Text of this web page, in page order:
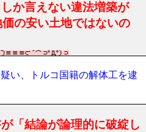
か言えない違法増築が
の安い土地ではないの
い、トルコ国籍の解体工を逮
「結論が論理的に破綻し